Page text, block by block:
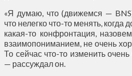
«Я думаю, что (движемся —
что нелегко что-то менять, когда
какая-то конфронтация,
взаимопониманием, не очень
То сейчас что-то изменить
— рассуждал он.